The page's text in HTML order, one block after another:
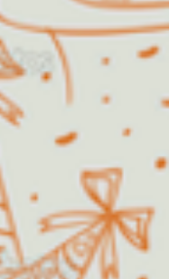
e
que a festa
pudesse
a nossa
a
aniversário